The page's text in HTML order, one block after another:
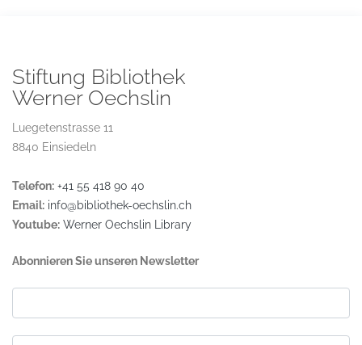
Stiftung Bibliothek
Werner Oechslin
Luegetenstrasse 11
8840 Einsiedeln
Telefon: +41 55 418 90 40
Email: info@bibliothek-oechslin.ch
Youtube: Werner Oechslin Library
Abonnieren Sie unseren Newsletter